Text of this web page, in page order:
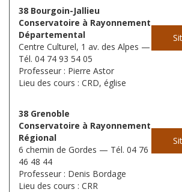
38 Bourgoin-Jallieu
Conservatoire à Rayonnement
Départemental
Centre Culturel, 1 av. des Alpes —
Tél. 04 74 93 54 05
Professeur : Pierre Astor
Lieu des cours : CRD, église
38 Grenoble
Conservatoire à Rayonnement
Régional
6 chemin de Gordes — Tél. 04 76
46 48 44
Professeur : Denis Bordage
Lieu des cours : CRR